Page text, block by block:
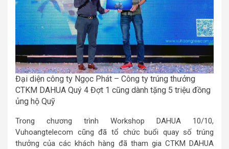
Đại diện công ty Ngọc Phát – Công ty trúng thưởng
CTKM DAHUA Quý 4 Đợt 1 cũng dành tặng 5 triệu đồng
ủng hộ Quỹ
Trong chương trình Workshop DAHUA 10/10,
Vuhoangtelecom cũng đã tổ chức buổi quay số trúng
thưởng của các khách hàng đã tham gia CTKM DAHUA